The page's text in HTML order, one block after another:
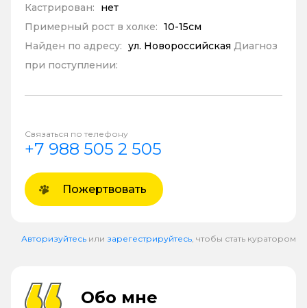
Кастрирован:
нет
Примерный рост в холке: 10-15см
Найден по адресу: ул. Новороссийская Диагноз
при поступлении:
Связаться по телефону
+7 988 505 2 505
Пожертвовать
Авторизуйтесь или зарегестрируйтесь , чтобы стать куратором
Обо мне